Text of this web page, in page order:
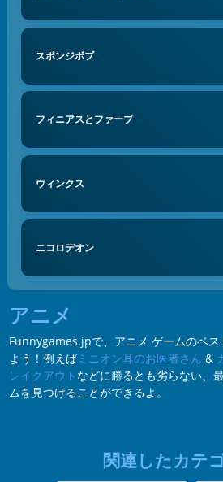
スポンジボブ
フィニアスとファーブ
ウィンクス
ニコロデオン
アニメ
Funnygames.jpで、アニメ ゲームのベ
よう！例えばミニオン耳のお医者さん &
レイクアウト などに勝るとも劣らない、
ムを見つけることができるよ。
関連したカテ